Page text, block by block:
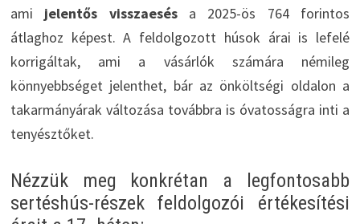
ami jelentős visszaesésa 2025-ös 764 forintos
átlaghoz képest. A feldolgozott húsok árai is lefelé
korrigáltak, ami a vásárlók számára némileg
könnyebbséget jelenthet, bár az önköltségi oldalon a
takarmányárak változása továbbra is óvatosságra inti a
tenyésztőket.
Nézzük meg konkrétan a legfontosabb
sertéshús-részek feldolgozói értékesítési